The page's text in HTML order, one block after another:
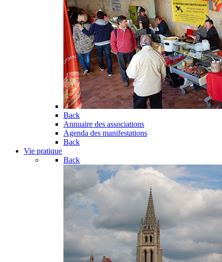
Back
Annuaire des associations
Agenda des manifestations
Back
Vie pratique
Back